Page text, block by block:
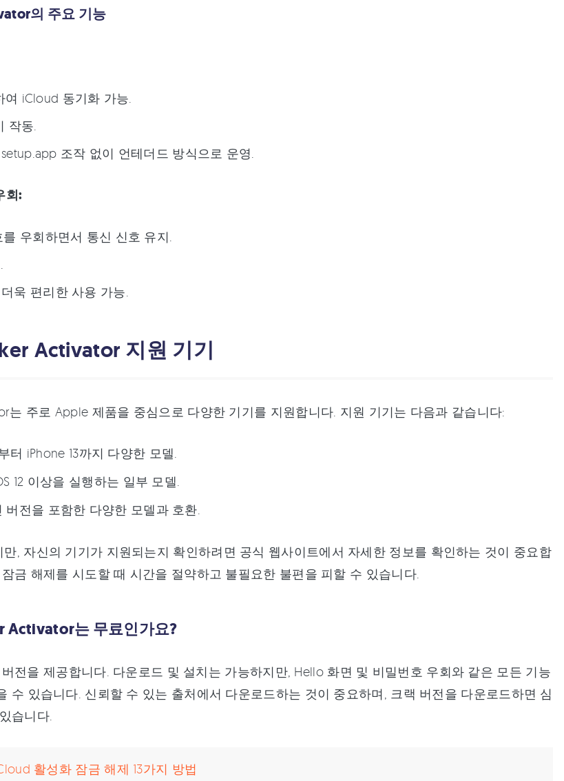
의 주요 기능
iCloud 동기화 가능.
작동.
조작 없이 언테더드 방식으로 운영.
회:
우회하면서 통신 신호 유지.
욱 편리한 사용 가능.
Activator 지원 기기
는 주로 Apple 제품을 중심으로 다양한 기기를 지원합니다. 지원 기기는 다음과 같습니다:
터 iPhone 13까지 다양한 모델.
12 이상을 실행하는 일부 모델.
버전을 포함한 다양한 모델과 호환.
, 자신의 기기가 지원되는지 확인하려면 공식 웹사이트에서 자세한 정보를 확인하는 것이 중요합
금 해제를 시도할 때 시간을 절약하고 불필요한 불편을 피할 수 있습니다.
Activator는 무료인가요?
전을 제공합니다. 다운로드 및 설치는 가능하지만, Hello 화면 및 비밀번호 우회와 같은 모든 기능
수 있습니다. 신뢰할 수 있는 출처에서 다운로드하는 것이 중요하며, 크랙 버전을 다운로드하면 심
습니다.
활성화 잠금 해제 13가지 방법